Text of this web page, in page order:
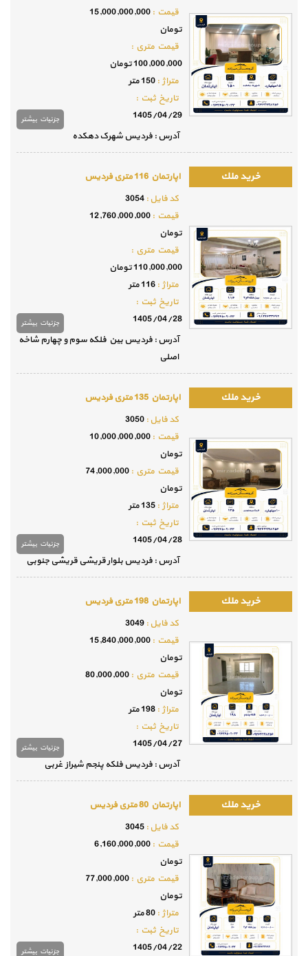
جزئيات بيشتر
قيمت :15,000,000,000
تومان
قيمت متري :
100,000,000 تومان
متراژ : 150 متر
تاريخ ثبت :
1405/04/29
آدرس : فردیس شهرک دهکده
اپارتمان 116 متری فردیس
جزئيات بيشتر
تومان
قيمت متري :
110,000,000 تومان
متراژ : 116 متر
تاريخ ثبت :
1405/04/28
آدرس : فردیس بین فلکه سوم و چهارم شاخه
اپارتمان 135 متری فردیس
جزئيات بيشتر
قيمت :10,000,000,000
تومان
قيمت متري :74,000,000
تومان
متراژ : 135 متر
تاريخ ثبت :
1405/04/28
آدرس : فردیس بلوار قریشی قریشی جنوبی
اپارتمان 198 متری فردیس
جزئيات بيشتر
قيمت :15,840,000,000
تومان
قيمت متري :80,000,000
تومان
متراژ :198 متر
تاريخ ثبت :
1405/04/27
آدرس : فردیس فلکه پنجم شیراز غربی
اپارتمان 80 متری فردیس
جزئيات بيشتر
تومان
قيمت متري :77,000,000
تومان
متراژ :
80 متر
تاريخ ثبت :
1405/04/22